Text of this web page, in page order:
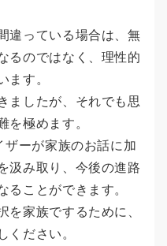
違っている場合は、無
るのではなく、理性的
ます。
ましたが、それでも思
を極めます。
ザーが家族のお話に加
汲み取り、今後の進路
ることができます。
を家族でするために、
ください。